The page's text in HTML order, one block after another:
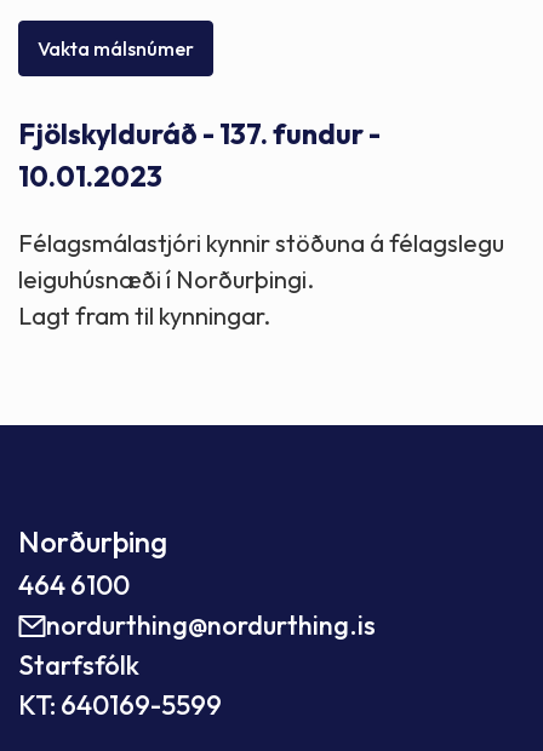
Vakta málsnúmer
Fjölskylduráð - 137. fundur -
10.01.2023
Félagsmálastjóri kynnir stöðuna á félagslegu
leiguhúsnæði í Norðurþingi.
Lagt fram til kynningar.
Norðurþing
464 6100
nordurthing@nordurthing.is
Starfsfólk
KT: 640169-5599